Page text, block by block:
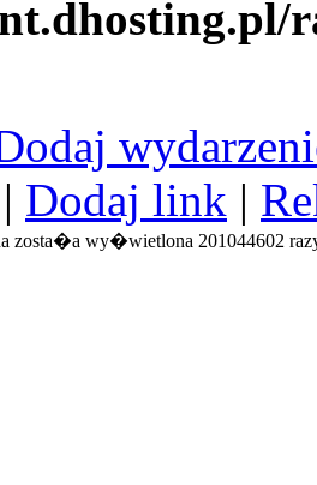
| Dodaj link |
zosta�a wy�wietlona 201044602